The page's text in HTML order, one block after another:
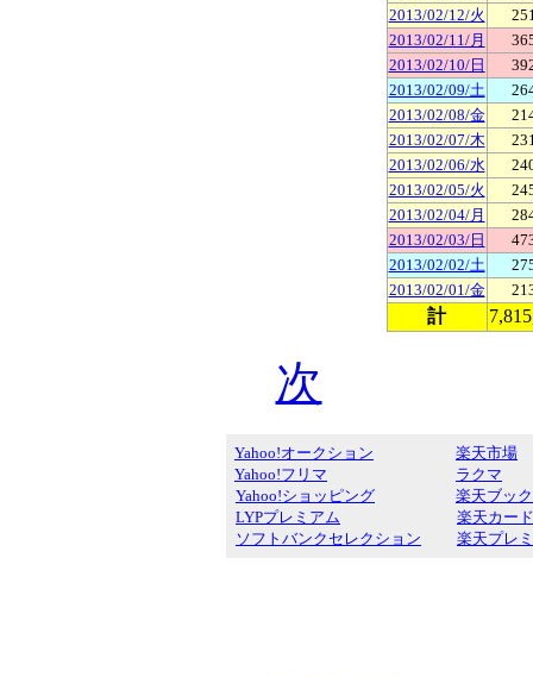
2013/02/12/火
2013/02/11/月
2013/02/10/日
2013/02/09/土
2013/02/08/金
2013/02/07/木
2013/02/06/水
2013/02/05/火
2013/02/04/月
2013/02/03/日
2013/02/02/土
2013/02/01/金
計
次
Yahoo!オークション
Yahoo!フリマ
Yahoo!ショッピング
LYPプレミアム
ソフトバンクセレクション
楽天市場
ラクマ
楽天ブッ
楽天カード
楽天プレ